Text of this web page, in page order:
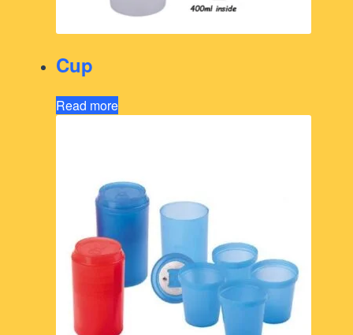
Cup
Read more